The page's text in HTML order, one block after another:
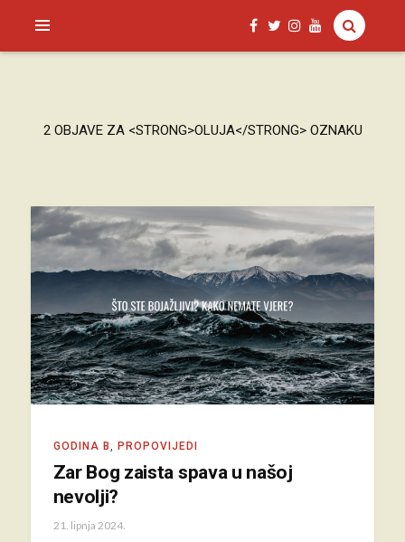
SAGUD.XYZ
2 OBJAVE ZA <STRONG>OLUJA</STRONG> OZNAKU
GODINA B PROPOVIJEDI
Zar Bog zaista spava u našoj
nevolji?
21. lipnja 2024.